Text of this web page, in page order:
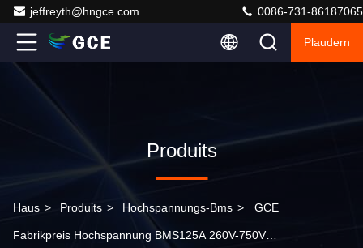
jeffreyth@hngce.com 0086-731-86187065
Plaudern
Produits
Haus > Produits > Hochspannungs-Bms > GCE
Fabrikpreis Hochspannung BMS125A 260V-750V